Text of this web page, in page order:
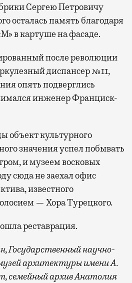
Сергею Петровичу
осталась память благодаря
в картуше на фасаде.
после революции
диспансер №11,
опять подверглись
инженер Франциск-
объект культурного
значения успел побывать
и музеем восковых
сюда не заехал офис
известного
— Хора Турецкого.
реставрация.
научно-
архитектуры имени А.
семейный архив Анатолия